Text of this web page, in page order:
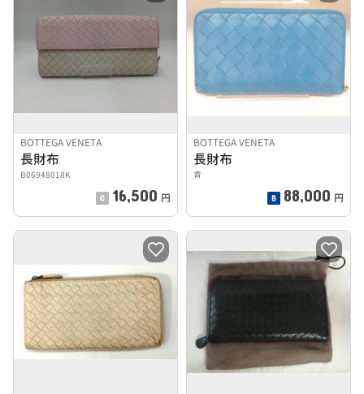
BOTTEGA VENETA
長財布
B06948018K
16,500 円
BOTTEGA VENETA
長財布
青
88,000 円